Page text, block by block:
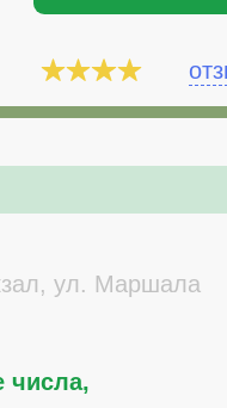
ул. Маршала
числа,